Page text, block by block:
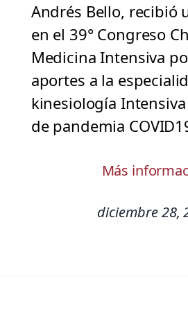
Andrés Bello, recibió
en el 39° Congreso
Medicina Intensiva
aportes a la
kinesiología
de pandemia
Más
diciembre 28,